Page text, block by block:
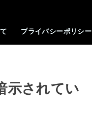
プライバシーポリシー
示されてい